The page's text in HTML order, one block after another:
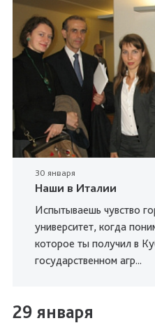
30 января
Наши в Италии
Испытываешь чувство
университет, когда
которое ты получил в
государственном агр...
29 января